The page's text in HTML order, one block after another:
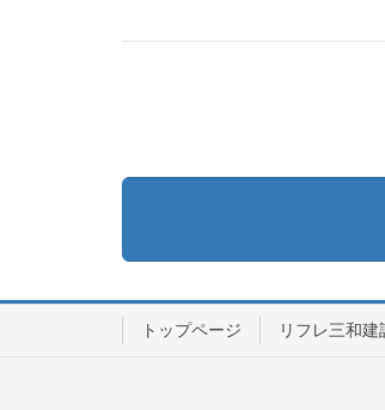
トップページ リフレ三和建